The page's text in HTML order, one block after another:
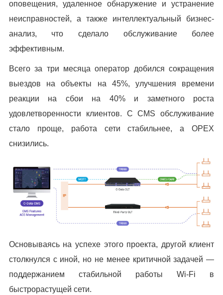
оповещения, удаленное обнаружение и устранение
неисправностей, а также интеллектуальный бизнес-
анализ, что сделало обслуживание более
эффективным.
Всего за три месяца оператор добился сокращения
выездов на объекты на 45%, улучшения времени
реакции на сбои на 40% и заметного роста
удовлетворенности клиентов. С CMS обслуживание
стало проще, работа сети стабильнее, а OPEX
снизились.
Основываясь на успехе этого проекта, другой клиент
столкнулся с иной, но не менее критичной задачей —
поддержанием стабильной работы Wi-Fi в
быстрорастущей сети.